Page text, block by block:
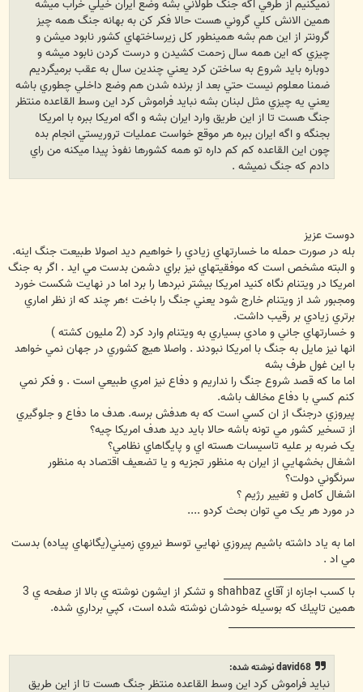
نميكنيم از طرفي اگه جنگ طولاني بشه وضع ايران خيلي خراب ميشه
همين الانش كلي گروني هست حالا فكر كن به بهانه جنگ همه چيز
گرونتر از اين هم بشه همينطور كل زيرساختهاي كشور نابود ميشن و
چيزي كه اين همه سال زحمت كشيدن و درست كردن نابود ميشه و
دوباره بايد شروع به ساختن كرد يعني چندين سال به عقب برميگرديم
ضمنا معلوم نيست حتي بعد از برنده شدن هم وضع داخلي چطوري باشه
يعني يه چيزي مثل لبنان بشه نبايد فراموش كرد اين وسط القاعده منتظر
جنگ هست تا از اين طريق وارد ايران بشه و اگه امريكا ببره با امريكا
بجنگه و اگه ايران ببره هر موقع خواست عمليات تروريستي انجام بده
چون اين القاعده كم كم داره تو همه كشورها نفوذ پيدا ميكنه من راي
دادم كه جنگ نميشه .
دوست عزيز
بله در صورت حمله ما خسارتهاي زيادي را خواهيم ديد اصولا طبيعت جنگ اينه.
و البته مشخص است که موفقيتهاي نيز براي دشمن بدست مي ايد . اگر به جنگ
امريکا در ويتنام نگاه کنيد امريکا بيشتر نبردها را برد اما در نهايت شکست خورد
ومجبور شد از ويتنام خارج شود يعني جنگ را باخت ؛هر چند که از نظر اماري
برتري زيادي بر رقيب داشت.
و خسارتهاي جاني و مادي بسياري به ويتنام وارد کرد (2 مليون کشته )
انها نيز مايل به جنگ با امريکا نبودند . واصلا هيچ کشوري در جهان نمي خواهد
با اين غول طرف بشه
اما ما که قصد شروع جنگ را نداريم و دفاع نيز امري طبيعي است . و فکر نمي
کنم کسي با دفاع مخالف باشه.
پيروزي درجنگ از ان کسي است که به هدفش برسه. هدف ما دفاع و جلوگيري
از تسخير کشور مي تونه باشه حالا بايد ديد هدف امريکا چيه؟
يک ضربه بر عليه تاسيسات هسته اي و پايگاهاي نظامي؟
اشغال بخشهايي از ايران به منظور تجزيه و يا تضعيف اقتصاد به منظور
سرنگوني دولت؟
اشغال کامل و تغيير رژيم ؟
در مورد هر يک مي توان بحث کردو ....
اما به ياد داشته باشيم پيروزي نهايي توسط نيروي زميني(يگانهاي پياده) بدست
مي اد .
___________________________
با كسب اجازه از آقاي shahbaz‏ و تشكر از ايشون نوشته ي بالا از صفحه ي 3
همين تاپيك كه بوسيله خودشان نوشته شده است، كپي برداري شده.
__________________________
david68 نوشته شده:
نبايد فراموش كرد اين وسط القاعده منتظر جنگ هست تا از اين طريق